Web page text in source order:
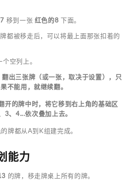
移到一张 红色的8 下面。
都被移走后，可以将最上面那张扣着的
空列上。
翻出三张牌（或一张，取决于设置），只
不能用，就继续翻。
开的牌中时，将它移到右上角的基础区
3、4...依次叠加上去。
牌都从A到K组建完成。
能力
的牌，移走牌桌上所有的牌。